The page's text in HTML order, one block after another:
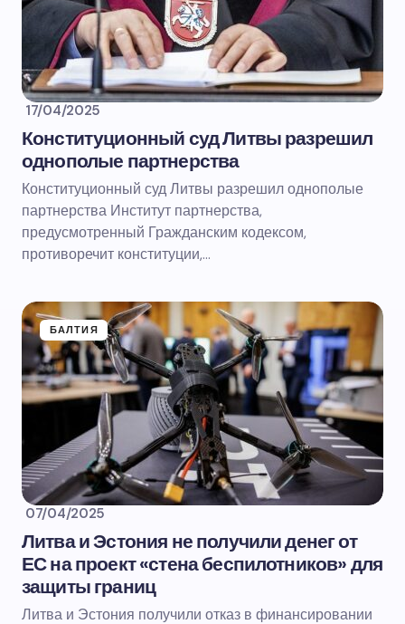
17/04/2025
Конституционный суд Литвы разрешил
однополые партнерства
Конституционный суд Литвы разрешил однополые
партнерства Институт партнерства,
предусмотренный Гражданским кодексом,
противоречит конституции,…
БАЛТИЯ
07/04/2025
Литва и Эстония не получили денег от
ЕС на проект «стена беспилотников» для
защиты границ
Литва и Эстония получили отказ в финансировании